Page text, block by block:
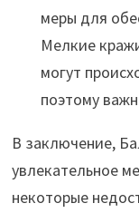
меры для
Мелкие
могут
поэтому
В заключение,
увлекательное
некоторые